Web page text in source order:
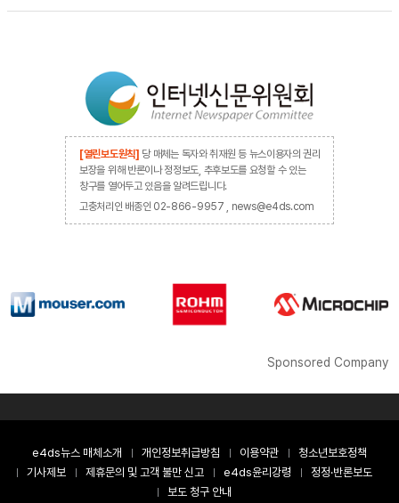
[열린보도원칙] 당 매체는 독자와 취재원 등 뉴스이용자의 권리
보장을 위해 반론이나 정정보도, 추후보도를 요청할 수 있는
창구를 열어두고 있음을 알려드립니다.
고충처리인 배종인 02-866-9957 , news@e4ds.com
Sponsored Company
e4ds뉴스 매체소개 개인정보취급방침 이용약관
청소년보호정책
기사제보
제휴문의 및 고객 불만 신고 e4ds윤리강령
정정·반론보도
보도 청구 안내